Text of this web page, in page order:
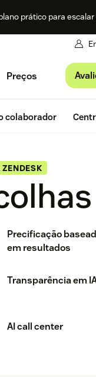
prático para
Preços
colaborador
Precificação
em resultados
Transparência em
AI call center